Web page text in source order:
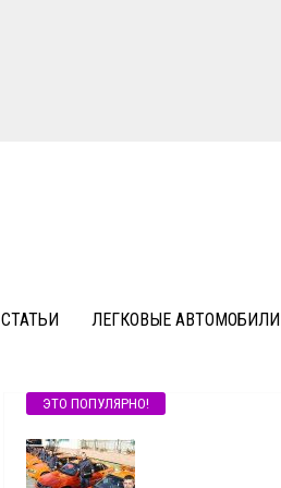
СТАТЬИ ЛЕГКОВЫЕ АВТОМОБИЛИ
ЭТО ПОПУЛЯРНО!